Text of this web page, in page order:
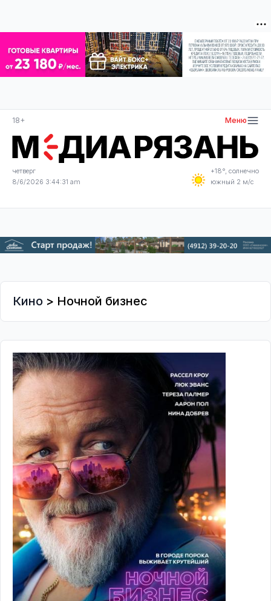
18+ Меню
четверг
8/6/2026 3:44:32 am
+18°, солнечно
южный 2 м/с
Кино > Ночной бизнес